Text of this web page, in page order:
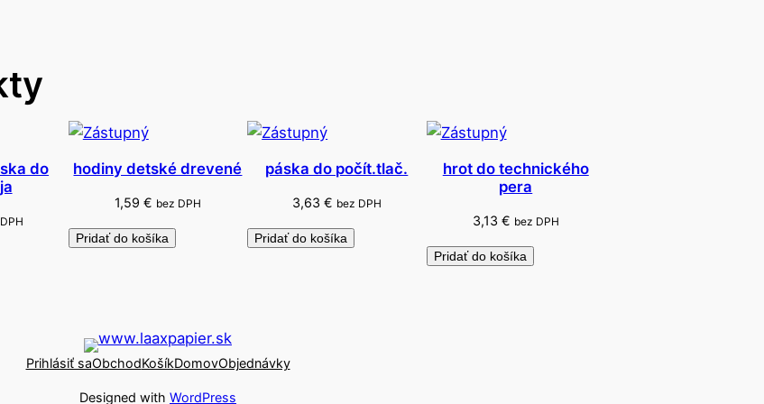
a
z
a
d
do
hodiny detské drevené
1,59 € bez DPH
Pridať do košíka
páska do počít.tlač.
3,63 € bez DPH
Pridať do košíka
hrot do technického
pera
3,13 € bez DPH
Pridať do košíka
Prihlásiť saObchodKošíkDomovObjednávky
Designed with WordPress